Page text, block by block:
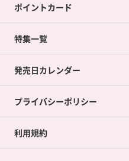
店舗買取について
ネット買取について
買取承諾書について
ポイントカード
ポイントカードTOP
ポイント交換景品
特集一覧
発売日カレンダー
プライバシーポリシー
利用規約